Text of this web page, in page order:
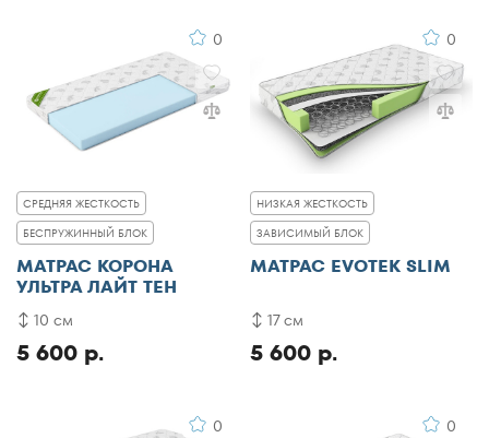
0
СРЕДНЯЯ ЖЕСТКОСТЬ
БЕСПРУЖИННЫЙ БЛОК
МАТРАС КОРОНА
УЛЬТРА ЛАЙТ ТЕН
5 600 р.
10 см
0
НИЗКАЯ ЖЕСТКОСТЬ
ЗАВИСИМЫЙ БЛОК
МАТРАС EVOTEK SLIM
5 600 р.
17 см
0 0